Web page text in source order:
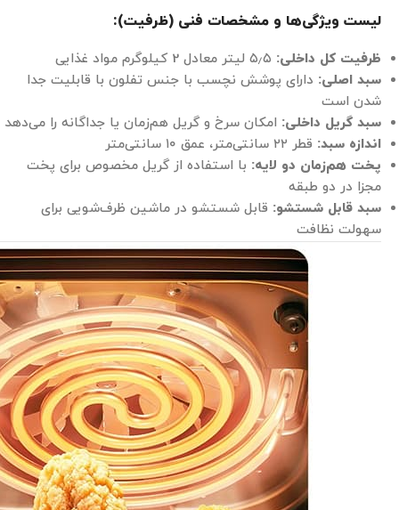
لیست ویژگی‌ها و مشخصات فنی (ظرفیت):
ظرفیت کل داخلی:
سبد اصلی: دارای پوشش نچسب با جنس تفلون با قابلیت جدا
شدن است
سبد گریل داخلی: امکان سرخ و گریل هم‌زمان یا جداگانه را می‌دهد
اندازه سبد: قطر ۲۲ سانتی‌متر، عمق ۱۰ سانتی‌متر
پخت هم‌زمان دو لایه: با استفاده از گریل مخصوص برای پخت
مجزا در دو طبقه
سبد قابل شستشو: قابل شستشو در ماشین ظرف‌شویی برای
سهولت نظافت